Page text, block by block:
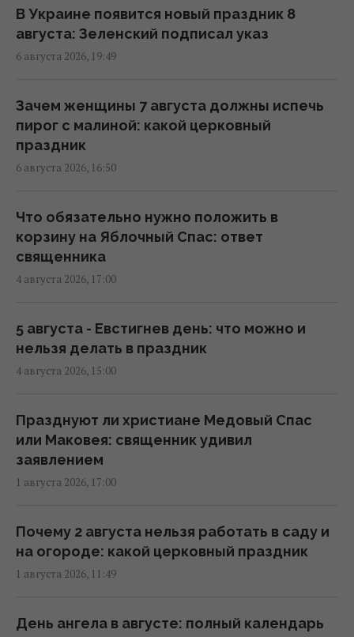
7 августа Украину накроет непогода:
синоптики предупреждают об опасности
13:46 четверг, 06 августа 2026
Синоптик назвала области, которые
первыми накроет непогода и
13:19 четверг, 06 августа 2026
После аномальной жары в Украину
ворвутся грозы, шквалы и град, - синоптик
09:31 четверг, 06 августа 2026
Синоптик сообщила об окончании
почувствуют похолодание
08:28 четверг, 06 августа 2026
6 августа жара в Киеве достигнет апогея:
08:03 четверг, 06 августа 2026
Магнитные бури 6-8 августа: когда ждать
07:10 четверг, 06 августа 2026
В Украине появится новый праздник 8
августа: Зеленский подписал указ
6 августа 2026, 19:49
Зачем женщины 7 августа должны испечь
пирог с малиной: какой церковный
праздник
6 августа 2026, 16:50
Что обязательно нужно положить в
корзину на Яблочный Спас: ответ
священника
4 августа 2026, 17:00
5 августа - Евстигнев день: что можно и
нельзя делать в праздник
4 августа 2026, 15:00
Празднуют ли христиане Медовый Спас
или Маковея: священник удивил
заявлением
1 августа 2026, 17:00
Почему 2 августа нельзя работать в саду и
на огороде: какой церковный праздник
1 августа 2026, 11:49
День ангела в августе: полный календарь